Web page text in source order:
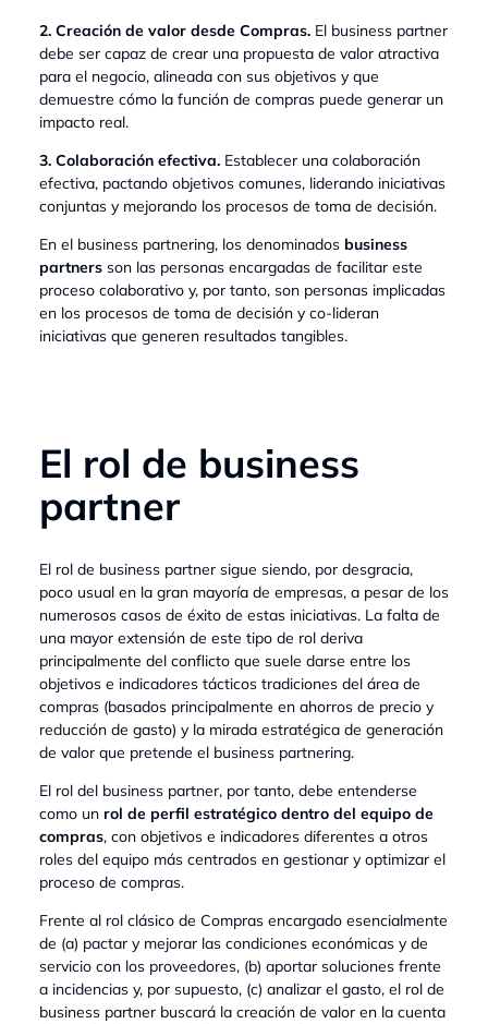
2. Creación de valor desde Compras. El business partner
debe ser capaz de crear una propuesta de valor atractiva
para el negocio, alineada con sus objetivos y que
demuestre cómo la función de compras puede generar un
impacto real.
3. Colaboración efectiva. Establecer una colaboración
efectiva, pactando objetivos comunes, liderando iniciativas
conjuntas y mejorando los procesos de toma de decisión.
En el business partnering, los denominados business
partners son las personas encargadas de facilitar este
proceso colaborativo y, por tanto, son personas implicadas
en los procesos de toma de decisión y co-lideran
iniciativas que generen resultados tangibles.
El rol de business
partner
El rol de business partner sigue siendo, por desgracia,
poco usual en la gran mayoría de empresas, a pesar de los
numerosos casos de éxito de estas iniciativas. La falta de
una mayor extensión de este tipo de rol deriva
principalmente del conflicto que suele darse entre los
objetivos e indicadores tácticos tradiciones del área de
compras (basados principalmente en ahorros de precio y
reducción de gasto) y la mirada estratégica de generación
de valor que pretende el business partnering.
El rol del business partner, por tanto, debe entenderse
como un rol de perfil estratégico dentro del equipo de
compras, con objetivos e indicadores diferentes a otros
roles del equipo más centrados en gestionar y optimizar el
proceso de compras.
Frente al rol clásico de Compras encargado esencialmente
de (a) pactar y mejorar las condiciones económicas y de
servicio con los proveedores, (b) aportar soluciones frente
a incidencias y, por supuesto, (c) analizar el gasto, el rol de
business partner buscará la creación de valor en la cuenta